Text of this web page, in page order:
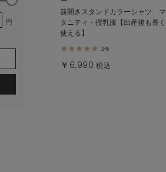
円
前開きスタンドカラーシャツ マ
タニティ・授乳服【出産後も長く
使える】
2件
￥6,990 税込